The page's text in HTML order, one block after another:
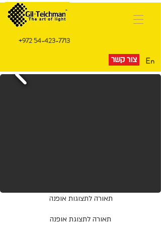
צור קשר En
⁦+972 54-423-7713
תאורה לתצוגות אופנה
תאורה לתצוגת אופנה